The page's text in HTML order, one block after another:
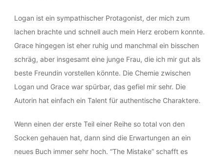
Logan ist ein sympathischer Protagonist, der mich zum
lachen brachte und schnell auch mein Herz erobern konnte.
Grace hingegen ist eher ruhig und manchmal ein bisschen
schräg, aber insgesamt eine junge Frau, die ich mir gut als
beste Freundin vorstellen könnte. Die Chemie zwischen
Logan und Grace war spürbar, das gefiel mir sehr. Die
Autorin hat einfach ein Talent für authentische Charaktere.
Wenn einen der erste Teil einer Reihe so total von den
Socken gehauen hat, dann sind die Erwartungen an ein
neues Buch immer sehr hoch. “The Mistake” schafft es